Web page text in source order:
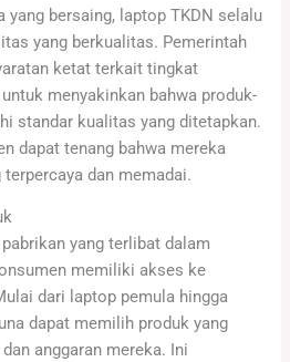
yang bersaing, laptop TKDN selalu
yang berkualitas. Pemerintah
ketat terkait tingkat
menyakinkan bahwa produk-
standar kualitas yang ditetapkan.
dapat tenang bahwa mereka
dan memadai.
yang terlibat dalam
memiliki akses ke
dari laptop pemula hingga
dapat memilih produk yang
anggaran mereka. Ini